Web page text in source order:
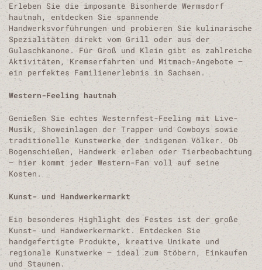
Erleben Sie die imposante Bisonherde Wermsdorf
hautnah, entdecken Sie spannende
Handwerksvorführungen und probieren Sie kulinarische
Spezialitäten direkt vom Grill oder aus der
Gulaschkanone. Für Groß und Klein gibt es zahlreiche
Aktivitäten, Kremserfahrten und Mitmach-Angebote –
ein perfektes Familienerlebnis in Sachsen.
Western-Feeling hautnah
Genießen Sie echtes Westernfest-Feeling mit Live-
Musik, Showeinlagen der Trapper und Cowboys sowie
traditionelle Kunstwerke der indigenen Völker. Ob
Bogenschießen, Handwerk erleben oder Tierbeobachtung
– hier kommt jeder Western-Fan voll auf seine
Kosten.
Kunst- und Handwerkermarkt
Ein besonderes Highlight des Festes ist der große
Kunst- und Handwerkermarkt. Entdecken Sie
handgefertigte Produkte, kreative Unikate und
regionale Kunstwerke – ideal zum Stöbern, Einkaufen
und Staunen.